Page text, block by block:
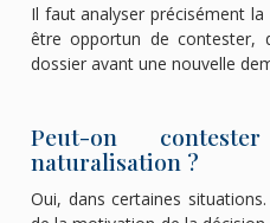
Il faut analyser précisément
être opportun de contester,
dossier avant une nouvelle
Peut-on
naturalisation ?
Oui, dans certaines situations.